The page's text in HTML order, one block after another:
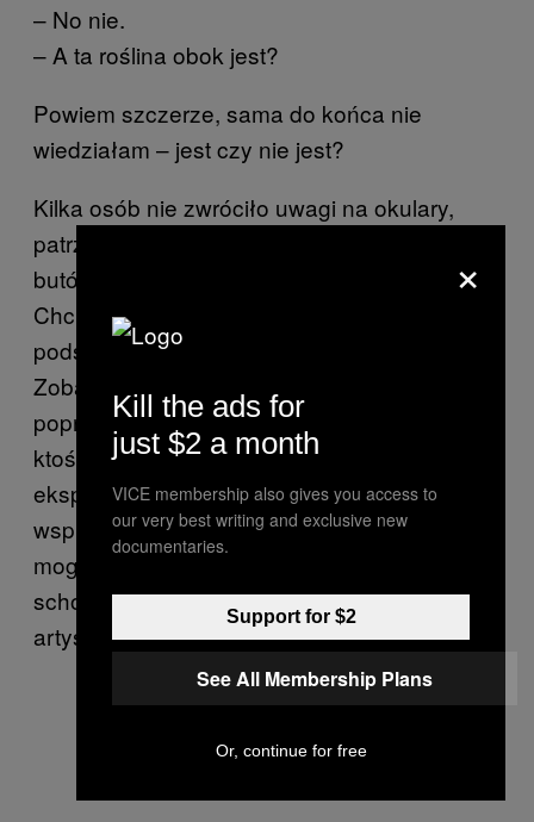
– No nie.
– A ta roślina obok jest?
Powiem szczerze, sama do końca nie
wiedziałam – jest czy nie jest?
Kilka osób nie zwróciło uwagi na okulary,
patrzyli na nie, jakby tak miało być – barka z
butów, roślina i okulary na podłodze.
Chciałam spędzić tam więcej czasu, ale
podszedł do mnie pracownik informacji.
Zobaczył co robię w kamerze i przyszedł
poprosić, żebym przestała. Nie chciał, aby
ktoś potraktował moje okulary jako część
ekspozycji (chociaż stwierdził, że Zachęta
wspiera takie inicjatywy). Powiedział, że
mogę zostawić okulary na korytarzu lub
schodach – tak, żeby w pobliżu nie było prac
artystów.
×
Kill the ads for
just $2 a month
VICE membership also gives you access to
our very best writing and exclusive new
documentaries.
Support for $2
See All Membership Plans
Or, continue for free